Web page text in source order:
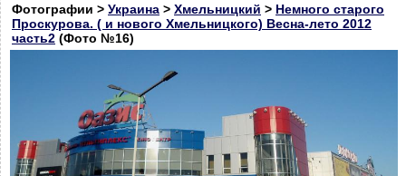
Фотографии > Украина > Хмельницкий > Немного старого
Проскурова. ( и нового Хмельницкого) Весна-лето 2012
часть2 (Фото №16)